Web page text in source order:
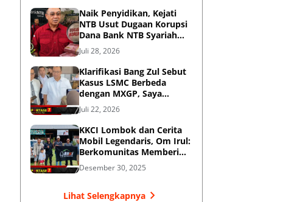
Naik Penyidikan, Kejati
NTB Usut Dugaan Korupsi
Dana Bank NTB Syariah
untuk MXGP 2023
Juli 28, 2026
Klarifikasi Bang Zul Sebut
Kasus LSMC Berbeda
dengan MXGP, Saya
Dipanggil Sebagai Saksi
Juli 22, 2026
KKCI Lombok dan Cerita
Mobil Legendaris, Om Irul:
Berkomunitas Memberi
Manfaat dan Membangun
Imej Positif
Desember 30, 2025
Lihat Selengkapnya